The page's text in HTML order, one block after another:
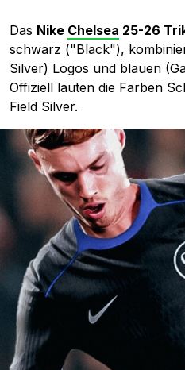
Das Nike Chelsea 25-26
schwarz ("Black"),
Silver) Logos und blauen
Offiziell lauten die Farben
Field Silver.